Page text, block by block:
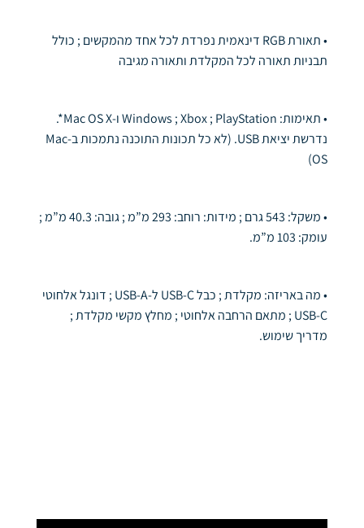
• תאורת RGB דינאמית נפרדת לכל אחד מהמקשים ; כולל
תבניות תאורה לכל המקלדת ותאורה מגיבה
• תאימות: Windows ; Xbox ; PlayStation ו-Mac OS X*.
נדרשת יציאת USB. (לא כל תכונות התוכנה נתמכות ב-Mac
OS)
• משקל: 543 גרם ; מידות: רוחב: 293 מ”מ ; גובה: 40.3 מ”מ ;
עומק: 103 מ”מ.
• מה באריזה: מקלדת ; כבל USB-C ל-USB-A ; דונגל אלחוטי
USB-C ; מתאם הרחבה אלחוטי ; מחלץ מקשי מקלדת ;
מדריך שימוש.